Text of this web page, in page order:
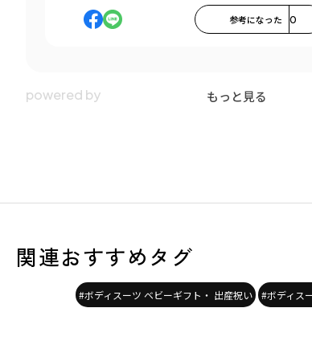
参考になった 0
もっと見る
関連おすすめタグ
#ボディスーツ ベビーギフト・ 出産祝い #ボディス